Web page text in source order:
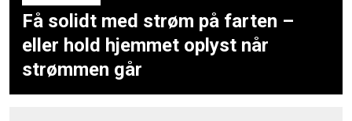
Få solidt med strøm på farten –
eller hold hjemmet oplyst når
strømmen går